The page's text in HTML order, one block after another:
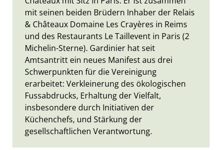
mit seinen beiden Brüdern Inhaber der Relais
& Châteaux Domaine Les Crayères in Reims
und des Restaurants Le Taillevent in Paris (2
Michelin-Sterne). Gardinier hat seit
Amtsantritt ein neues Manifest aus drei
Schwerpunkten für die Vereinigung
erarbeitet: Verkleinerung des ökologischen
Fussabdrucks, Erhaltung der Vielfalt,
insbesondere durch Initiativen der
Küchenchefs, und Stärkung der
gesellschaftlichen Verantwortung.